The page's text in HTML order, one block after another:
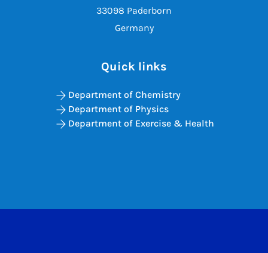
33098 Paderborn
Germany
Quick links
Department of Chemistry
Department of Physics
Department of Exercise & Health